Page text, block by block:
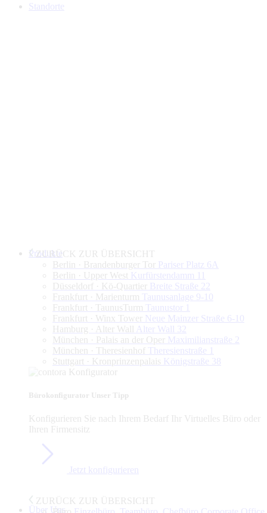
Standorte
ZURÜCK ZUR ÜBERSICHT
Berlin · Brandenburger Tor
Pariser Platz 6A
Berlin · Upper West Kurfürstendamm 11
Düsseldorf · Kö-Quartier
Breite Straße 22
Frankfurt · Marienturm Taunusanlage 9-10
Frankfurt · TaunusTurm Taunustor 1
Frankfurt · Winx Tower
Neue Mainzer Straße 6-10
Hamburg · Alter Wall
Alter Wall 32
München · Palais an der Oper
Maximilianstraße 2
München · Theresienhof Theresienstraße 1
Stuttgart · Kronprinzenpalais Königstraße 38
Bürokonfigurator Unser Tipp
Konfigurieren Sie nach Ihrem Bedarf Ihr Virtuelles Büro oder
Ihren Firmensitz
Jetzt konfigurieren
Produkte
ZURÜCK ZUR ÜBERSICHT
Über Uns